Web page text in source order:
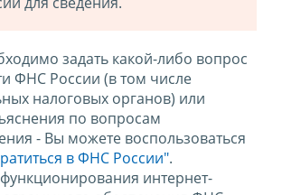
задать какой-либо вопрос
ФНС России (в том числе
налоговых органов) или
по вопросам
- Вы можете воспользоваться
в ФНС России".
интернет-